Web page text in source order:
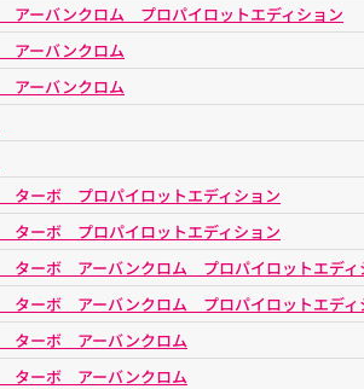
アーバンクロム プロパイロットエディション
アーバンクロム
アーバンクロム
ターボ プロパイロットエディション
ターボ プロパイロットエディション
ターボ アーバンクロム プロパイロットエディ
ターボ アーバンクロム プロパイロットエディ
ターボ アーバンクロム
ターボ アーバンクロム